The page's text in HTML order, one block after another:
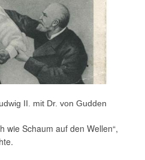
II. mit Dr. von Gudden
wie Schaum auf den Wellen“,